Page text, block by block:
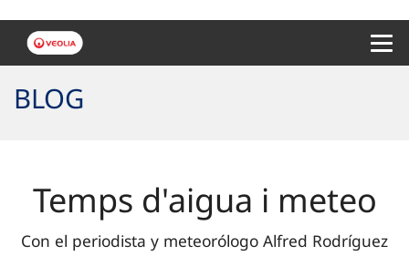
BLOG
Temps d'aigua i meteo
Con el periodista y meteorólogo Alfred Rodríguez